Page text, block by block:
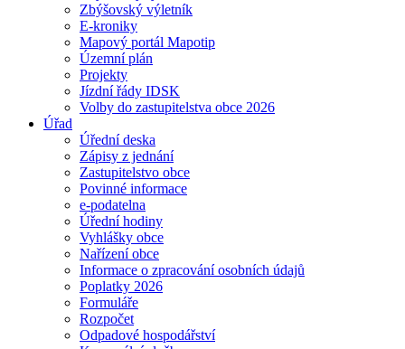
Zbýšovský výletník
E-kroniky
Mapový portál Mapotip
Územní plán
Projekty
Jízdní řády IDSK
Volby do zastupitelstva obce 2026
Úřad
Úřední deska
Zápisy z jednání
Zastupitelstvo obce
Povinné informace
e-podatelna
Úřední hodiny
Vyhlášky obce
Nařízení obce
Informace o zpracování osobních údajů
Poplatky 2026
Formuláře
Rozpočet
Odpadové hospodářství